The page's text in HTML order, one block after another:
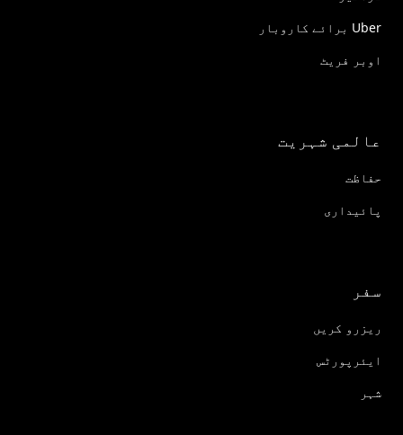
Uber برائے کاروبار
اوبر فریٹ
عالمی شہریت
حفاظت
پائیداری
سفر
ریزرو کریں
ایئرپورٹس
شہر